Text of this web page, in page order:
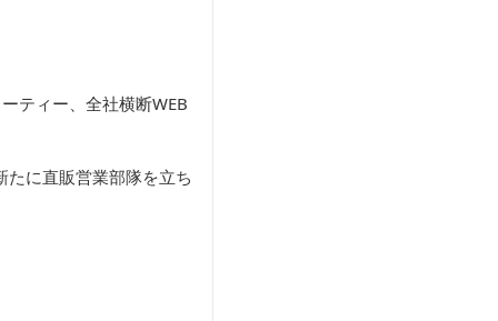
ティー、全社横断WEB
たに直販営業部隊を立ち